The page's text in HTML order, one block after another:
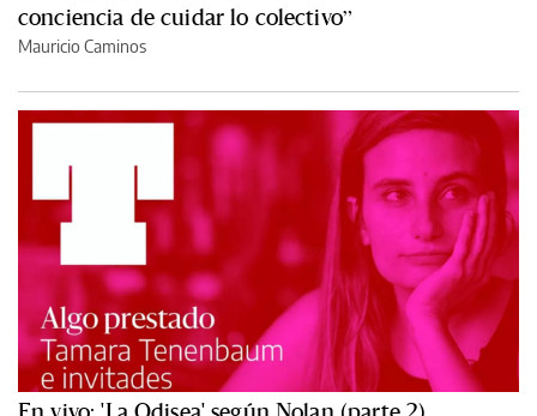
conciencia de cuidar lo colectivo”
Mauricio Caminos